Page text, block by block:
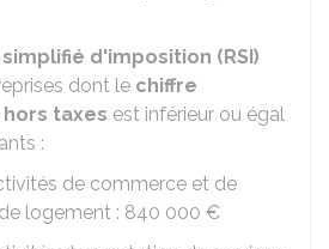
d'imposition (RSI)
dont le chiffre
hors taxes est inférieur ou égal
:
de commerce et de
logement : 840 000 €